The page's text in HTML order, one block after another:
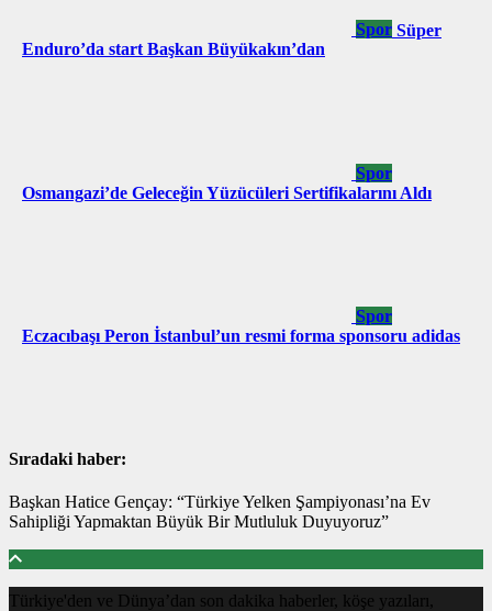
Spor Süper
Enduro’da start Başkan Büyükakın’dan
Spor
Osmangazi’de Geleceğin Yüzücüleri Sertifikalarını Aldı
Spor
Eczacıbaşı Peron İstanbul’un resmi forma sponsoru adidas
Sıradaki haber:
Başkan Hatice Gençay: “Türkiye Yelken Şampiyonası’na Ev
Sahipliği Yapmaktan Büyük Bir Mutluluk Duyuyoruz”
Türkiye'den ve Dünya’dan son dakika haberler, köşe yazıları,